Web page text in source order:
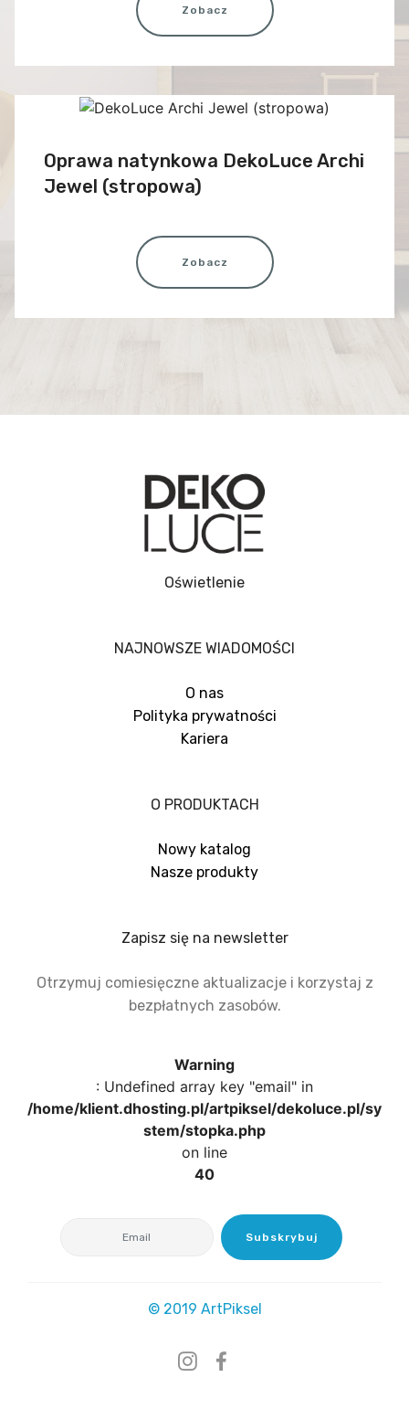
Zobacz
Oprawa natynkowa DekoLuce Archi
Jewel (stropowa)
Zobacz
Oświetlenie
NAJNOWSZE WIADOMOŚCI
O nas
Polityka prywatności
Kariera
O PRODUKTACH
Nowy katalog
Nasze produkty
Zapisz się na newsletter
Otrzymuj comiesięczne aktualizacje i korzystaj z
bezpłatnych zasobów.
Warning
: Undefined array key "email" in
/home/klient.dhosting.pl/artpiksel/dekoluce.pl/sy
stem/stopka.php
on line
40
Subskrybuj
© 2019 ArtPiksel